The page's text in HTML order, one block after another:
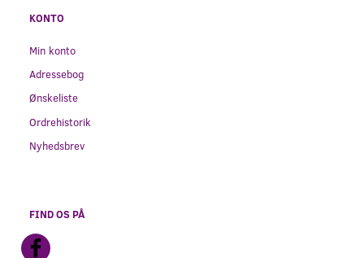
KONTO
Min konto
Adressebog
Ønskeliste
Ordrehistorik
Nyhedsbrev
FIND OS PÅ